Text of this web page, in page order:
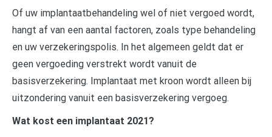
Of uw implantaatbehandeling wel of niet vergoed wordt,
hangt af van een aantal factoren, zoals type behandeling
en uw verzekeringspolis. In het algemeen geldt dat er
geen vergoeding verstrekt wordt vanuit de
basisverzekering. Implantaat met kroon wordt alleen bij
uitzondering vanuit een basisverzekering vergoeg.
Wat kost een implantaat 2021?